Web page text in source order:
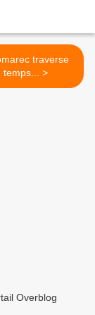
traverse
notre temps... >
Overblog